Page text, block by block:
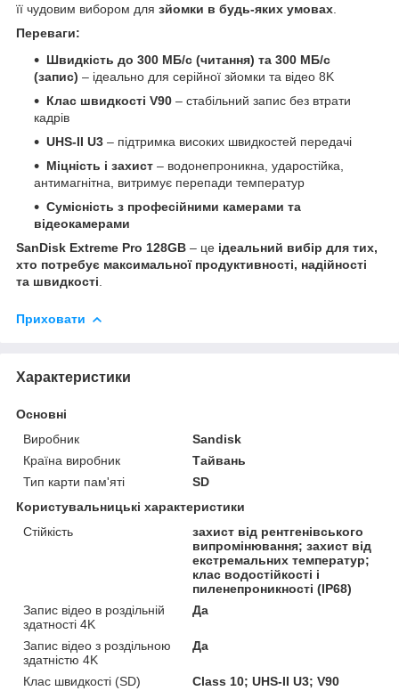
її чудовим вибором для зйомки в будь-яких умовах
Переваги:
Швидкість до 300 МБ/с (читання) та 300 МБ/с
(запис) – ідеально для серійної зйомки та відео 8K
Клас швидкості V90 – стабільний запис без втрати
кадрів
UHS-II U3 – підтримка високих швидкостей передачі
Міцність і захист – водонепроникна, ударостійка,
антимагнітна, витримує перепади температур
Сумісність з професійними камерами та
відеокамерами
SanDisk Extreme Pro 128GB – це ідеальний вибір для тих,
хто потребує максимальної продуктивності, надійності
та швидкості
Приховати
Характеристики
Основні
Виробник
Sandisk
Країна виробник
Тайвань
Тип карти пам'яті
SD
Користувальницькі характеристики
Cтійкість
захист від рентгенівського
випромінювання; захист від
екстремальних температур;
клас водостійкості і
пиленепроникності (IP68)
Запис відео в роздільній
здатності 4K
Да
Запис відео з роздільною
здатністю 4K
Да
Клас швидкості (SD)
Class 10; UHS-II U3; V90